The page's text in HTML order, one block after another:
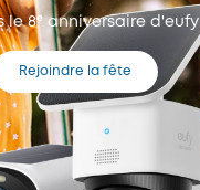
le 8ᵉ anniversaire d'eufy
Rejoindre la fête